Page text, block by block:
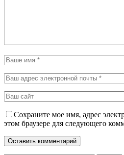
Сохраните мое имя, адрес
этом браузере для следующего